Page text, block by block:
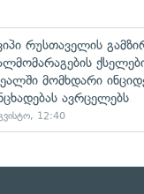
რუსთაველის
მომხდარი
ავრცელებს
12:40